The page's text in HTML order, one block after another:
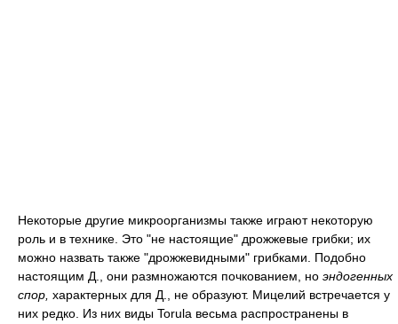
Некоторые другие микроорганизмы также играют некоторую
роль и в технике. Это "не настоящие" дрожжевые грибки; их
можно назвать также "дрожжевидными" грибками. Подобно
настоящим Д., они размножаются почкованием, но эндогенных
спор, характерных для Д., не образуют. Мицелий встречается у
них редко. Из них виды Torula весьма распространены в